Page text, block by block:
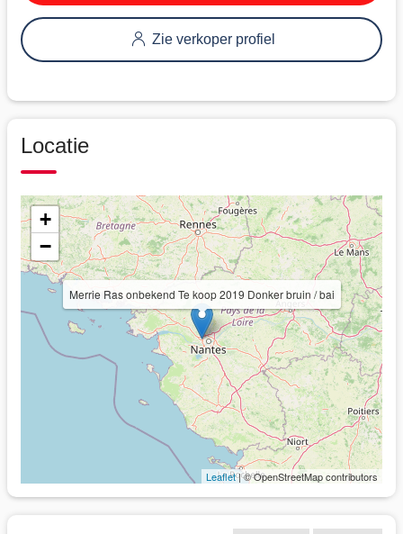
Zie verkoper profiel
Locatie
Merrie Ras onbekend Te koop 2019 Donker bruin / bai
+
−
Leaflet| © OpenStreetMap contributors